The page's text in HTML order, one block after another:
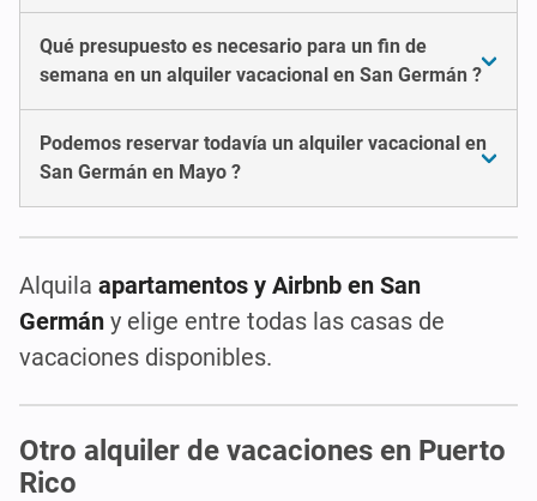
Qué presupuesto es necesario para un fin de
semana en un alquiler vacacional en San Germán ?
Podemos reservar todavía un alquiler vacacional en
San Germán en Mayo ?
Alquila apartamentos y Airbnb en San
Germán y elige entre todas las casas de
vacaciones disponibles.
Otro alquiler de vacaciones en Puerto
Rico